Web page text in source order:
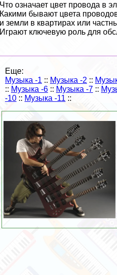
Что означает цвет провода в
Какими бывают цвета
и земли в квартирах или
Играют ключевую роль для
Еще:
Музыка -1 :: Музыка -2 ::
:: Музыка -6 :: Музыка -7 ::
-10 :: Музыка -11 ::